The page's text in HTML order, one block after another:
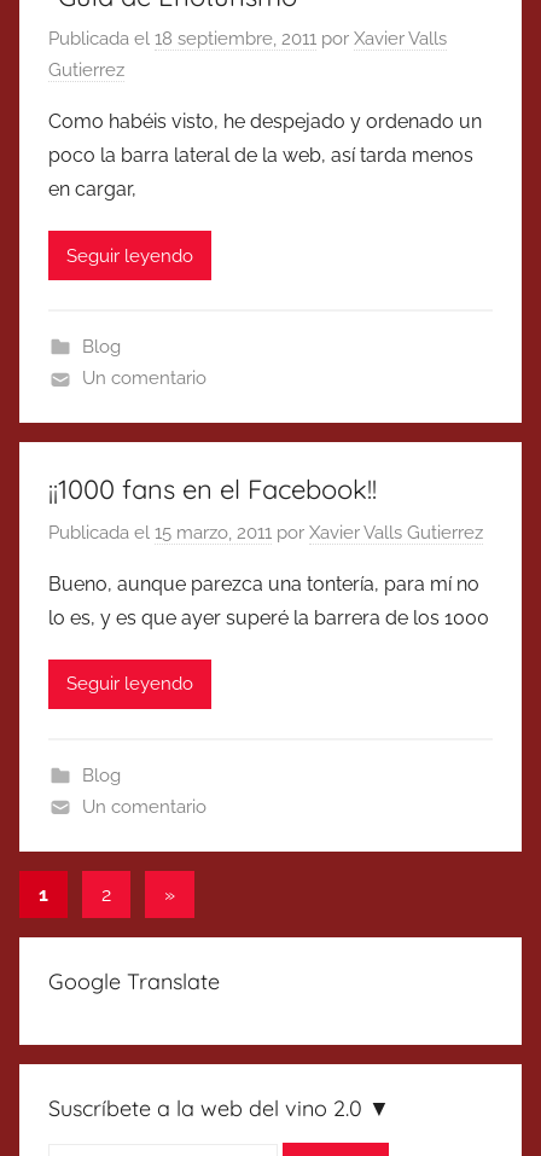
Publicada el 18 septiembre, 2011 por Xavier Valls
Gutierrez
Como habéis visto, he despejado y ordenado un
poco la barra lateral de la web, así tarda menos
en cargar,
Seguir leyendo
Blog
Un comentario
¡¡1000 fans en el Facebook!!
Publicada el 15 marzo, 2011 por Xavier Valls Gutierrez
Bueno, aunque parezca una tontería, para mí no
lo es, y es que ayer superé la barrera de los 1000
Seguir leyendo
Blog
Un comentario
Paginación
de
entradas
1 2
Entradas
»
Google Translate
Suscríbete a la web del vino 2.0 ▼